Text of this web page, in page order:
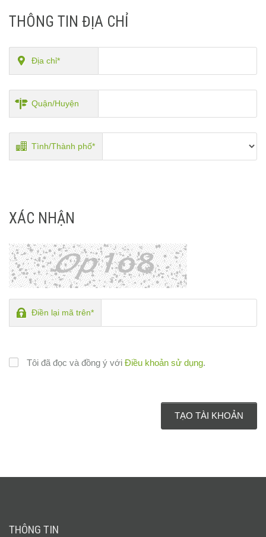
THÔNG TIN ĐỊA CHỈ
Địa chỉ*
Quận/Huyện
Tình/Thành phố*
XÁC NHẬN
Điền lại mã trên*
Tôi đã đọc và đồng ý với Điều khoản sử dụng.
THÔNG TIN